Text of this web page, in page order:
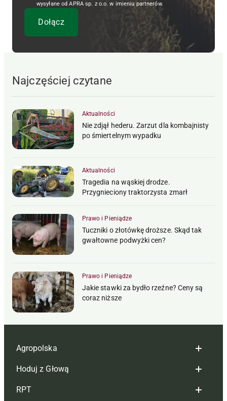
wysyłane od APRA sp. z o.o. w imieniu partnerów.
Najczęściej czytane
Aktualności
Nie zdjął hederu. Zarzut dla kombajnisty
po śmiertelnym wypadku
Aktualności
Tragedia na wąskiej drodze.
Przygnieciony traktorzysta zmarł
Prawo i Pieniądze
Tuczniki o złotówkę droższe. Skąd tak
gwałtowne podwyżki cen?
Prawo i Pieniądze
Jakie stawki za bydło rzeźne? Ceny są
coraz niższe
Agropolska
Redakcja
Reklama
Hoduj z Głową
Hoduj z głową bydło
RPT